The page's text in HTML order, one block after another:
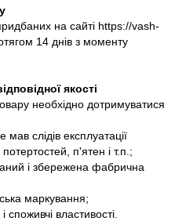
на сайті https://vash-
14 днів з моменту
якості
необхідно дотримуватися
слідів експлуатації
п'ятен і т.п.;
і збережена фабрична
маркування;
властивості.